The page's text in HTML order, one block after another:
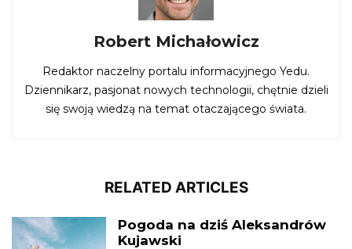
Robert Michałowicz
Redaktor naczelny portalu informacyjnego Yedu.
Dziennikarz, pasjonat nowych technologii, chętnie dzieli
się swoją wiedzą na temat otaczającego świata.
RELATED ARTICLES
Pogoda na dziś Aleksandrów
Kujawski